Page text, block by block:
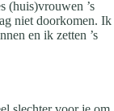
(huis)vrouwen ’s
niet doorkomen. Ik
en ik zetten ’s